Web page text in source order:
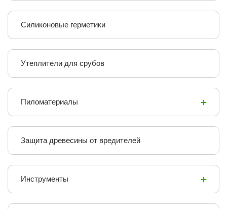
Силиконовые герметики
Утеплители для срубов
Пиломатериалы
Защита древесины от вредителей
Инструменты